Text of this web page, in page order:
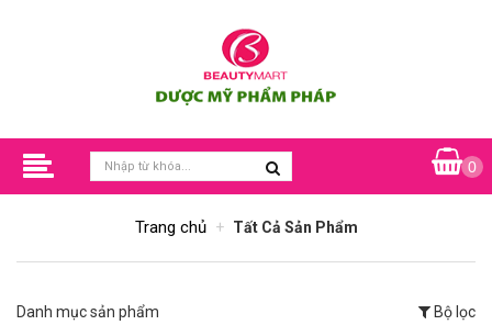
0
Trang chủ Tất Cả Sản Phẩm
Danh mục sản phẩm
Bộ lọc